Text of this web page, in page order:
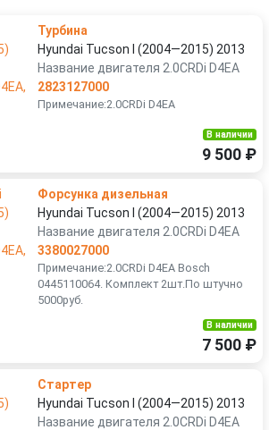
Турбина
Hyundai Tucson I (2004—2015) 2013
Название двигателя 2.0CRDi D4EA
2823127000
Примечание:2.0CRDi D4EA
В наличии
9 500 ₽
Форсунка дизельная
Hyundai Tucson I (2004—2015) 2013
Название двигателя 2.0CRDi D4EA
3380027000
Примечание:2.0CRDi D4EA Bosch
0445110064. Комплект 2шт.По штучно
5000руб.
В наличии
7 500 ₽
Стартер
Hyundai Tucson I (2004—2015) 2013
Название двигателя 2.0CRDi D4EA